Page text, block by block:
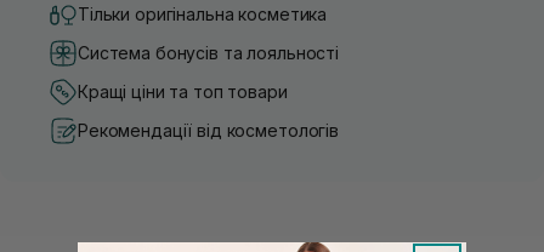
Тільки оригінальна косметика
Система бонусів та лояльності
Кращі ціни та топ товари
Рекомендації від косметологів